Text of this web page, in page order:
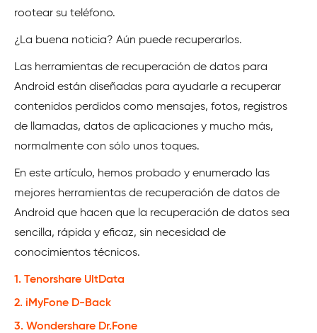
rootear su teléfono.
¿La buena noticia? Aún puede recuperarlos.
Las herramientas de recuperación de datos para
Android están diseñadas para ayudarle a recuperar
contenidos perdidos como mensajes, fotos, registros
de llamadas, datos de aplicaciones y mucho más,
normalmente con sólo unos toques.
En este artículo, hemos probado y enumerado las
mejores herramientas de recuperación de datos de
Android que hacen que la recuperación de datos sea
sencilla, rápida y eficaz, sin necesidad de
conocimientos técnicos.
1. Tenorshare UltData
2. iMyFone D-Back
3. Wondershare Dr.Fone